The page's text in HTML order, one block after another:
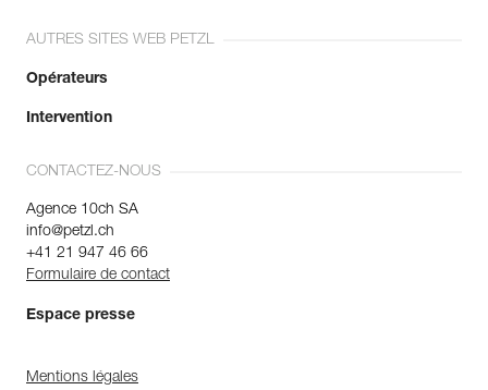
AUTRES SITES WEB PETZL
Opérateurs
Intervention
CONTACTEZ-NOUS
Agence 10ch SA
info@petzl.ch
+41 21 947 46 66
Formulaire de contact
Espace presse
Mentions légales